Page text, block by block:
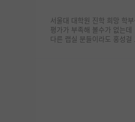
서울대 대학원 진학 희망 학
평가가 부족해 볼수가 없는데
다른 랩실 분들이라도 홍성걸